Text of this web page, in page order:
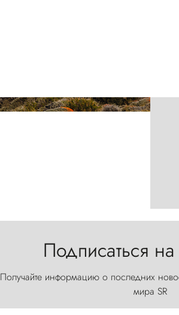
Подписаться
Получайте информацию о последних
мира SR